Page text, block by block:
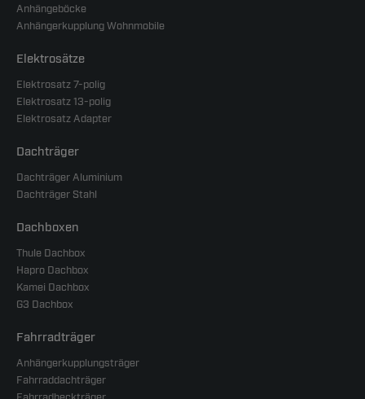
Anhängeböcke
Anhängerkupplung Wohnmobile
Elektrosätze
Elektrosatz 7-polig
Elektrosatz 13-polig
Elektrosatz Adapter
Dachträger
Dachträger Aluminium
Dachträger Stahl
Dachboxen
Thule Dachbox
Hapro Dachbox
Kamei Dachbox
G3 Dachbox
Fahrradträger
Anhängerkupplungsträger
Fahrraddachträger